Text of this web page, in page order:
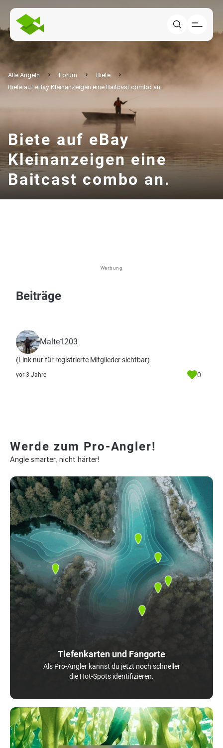
Alle Angeln Forum
Biete
Biete auf eBay Kleinanzeigen eine Baitcast combo an.
Biete auf eBay
Kleinanzeigen eine
Baitcast combo an.
Werbung
Beiträge
Malte1203
(Link nur für registrierte Mitglieder sichtbar)
vor 3 Jahre 0
Werde zum Pro-Angler!
Angle smarter, nicht härter!
Tiefenkarten und Fangorte
Als Pro-Angler kannst du jetzt noch schneller
die Hot-Spots identifizieren.